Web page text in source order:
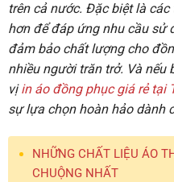
trên cả nước. Đặc biệt là
hơn để đáp ứng nhu cầu sử
đảm bảo chất lượng cho
nhiều người trăn trở. Và
vịin áo đồng phục giá rẻ tại
sự lựa chọn hoàn hảo dành
NHỮNG CHẤT LIỆU ÁO
CHUỘNG NHẤT